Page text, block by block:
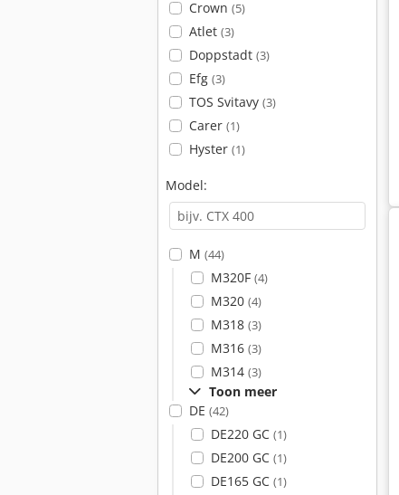
Crown (5)
Atlet (3)
Doppstadt (3)
Efg (3)
TOS Svitavy (3)
Carer (1)
Hyster (1)
Model:
M (44)
M320F (4)
M320 (4)
M318 (3)
M316 (3)
M314 (3)
Toon meer
DE (42)
DE220 GC (1)
DE200 GC (1)
DE165 GC (1)